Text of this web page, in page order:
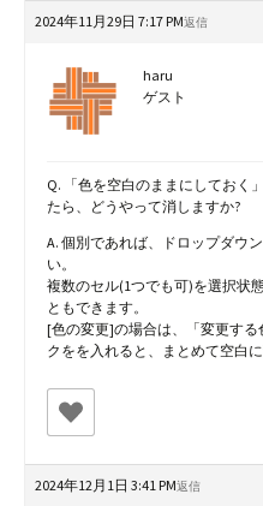
2024年11月29日 7:17 PM返信
haru
ゲスト
Q. 「色を空白のままにしておく
たら、どうやって消しますか?
A. 個別であれば、ドロップダウ
い。
複数のセル(1つでも可)を選択状
ともできます。
[色の変更]の場合は、「変更す
クをを入れると、まとめて空白に
2024年12月1日 3:41 PM返信